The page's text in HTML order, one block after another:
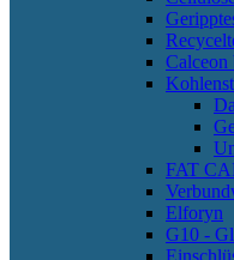
FAT
Elforyn
G10 -